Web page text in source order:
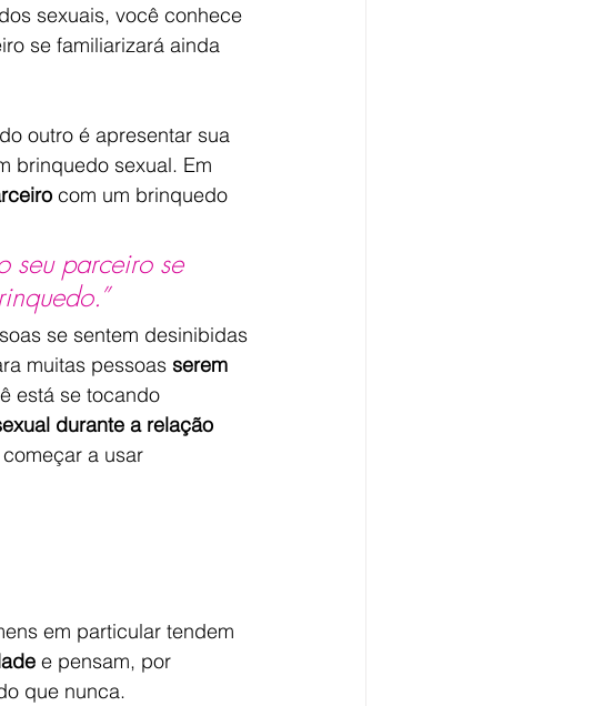
sexuais, você conhece
se familiarizará ainda
outro é apresentar sua
brinquedo sexual. Em
com um brinquedo
seu parceiro se
se sentem desinibidas
muitas pessoas serem
está se tocando
durante a relação
a usar
em particular tendem
e pensam, por
que nunca.